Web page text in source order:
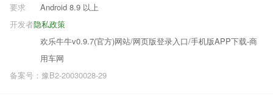
要求
Android 8.9 以上
隐私政策
开发者
欢乐牛牛v0.9.7(官方)网站/网页版登录入口/手机版APP下载-商
用车网
备案号：豫B2-20030028-29